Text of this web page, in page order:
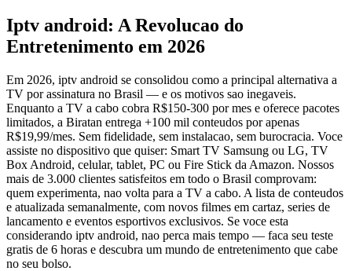
Iptv android: A Revolucao do
Entretenimento em 2026
Em 2026, iptv android se consolidou como a principal alternativa a
TV por assinatura no Brasil — e os motivos sao inegaveis.
Enquanto a TV a cabo cobra R$150-300 por mes e oferece pacotes
limitados, a Biratan entrega +100 mil conteudos por apenas
R$19,99/mes. Sem fidelidade, sem instalacao, sem burocracia. Voce
assiste no dispositivo que quiser: Smart TV Samsung ou LG, TV
Box Android, celular, tablet, PC ou Fire Stick da Amazon. Nossos
mais de 3.000 clientes satisfeitos em todo o Brasil comprovam:
quem experimenta, nao volta para a TV a cabo. A lista de conteudos
e atualizada semanalmente, com novos filmes em cartaz, series de
lancamento e eventos esportivos exclusivos. Se voce esta
considerando iptv android, nao perca mais tempo — faca seu teste
gratis de 6 horas e descubra um mundo de entretenimento que cabe
no seu bolso.